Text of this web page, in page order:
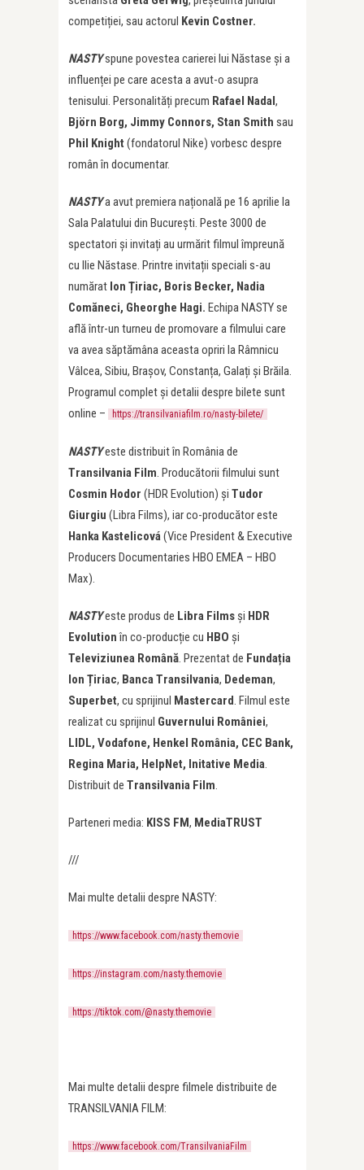
competiției, sau actorul Kevin Costner.
NASTYspune povestea carierei lui Năstase și a
influenței pe care acesta a avut-o asupra
tenisului. Personalități precum Rafael Nadal,
Björn Borg, Jimmy Connors, Stan Smith sau
Phil Knight (fondatorul Nike) vorbesc despre
român în documentar.
NASTYa avut premiera națională pe 16 aprilie la
Sala Palatului din București. Peste 3000 de
spectatori și invitați au urmărit filmul împreună
cu Ilie Năstase. Printre invitații speciali s-au
numărat Ion Țiriac, Boris Becker, Nadia
Comăneci, Gheorghe Hagi. Echipa NASTY se
află într-un turneu de promovare a filmului care
va avea săptămâna aceasta opriri la Râmnicu
Vâlcea, Sibiu, Brașov, Constanța, Galați și Brăila.
Programul complet și detalii despre bilete sunt
online –
https://transilvaniafilm.ro/nasty-bilete/
NASTYeste distribuit în România de
Transilvania Film. Producătorii filmului sunt
Cosmin Hodor (HDR Evolution) și Tudor
Giurgiu (Libra Films), iar co-producător este
Hanka Kastelicová(Vice President & Executive
Producers Documentaries HBO EMEA – HBO
Max).
NASTYeste produs de Libra Films și HDR
Evolutionîn co-producție cu HBO și
Televiziunea Română. Prezentat de Fundația
Ion Țiriac, Banca Transilvania, Dedeman,
Superbet, cu sprijinul Mastercard. Filmul este
realizat cu sprijinul Guvernului României,
LIDL, Vodafone, Henkel România, CEC Bank,
Regina Maria, HelpNet, Initative Media.
Distribuit de Transilvania Film.
Parteneri media: KISS FM, MediaTRUST
///
Mai multe detalii despre NASTY:
https://www.facebook.com/nasty.themovie
https://instagram.com/nasty.themovie
https://tiktok.com/@nasty.themovie
Mai multe detalii despre filmele distribuite de
TRANSILVANIA FILM:
https://www.facebook.com/TransilvaniaFilm